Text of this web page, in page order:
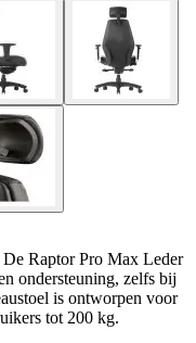
Raptor Pro Max Leder
ondersteuning, zelfs bij
is ontworpen voor
tot 200 kg.